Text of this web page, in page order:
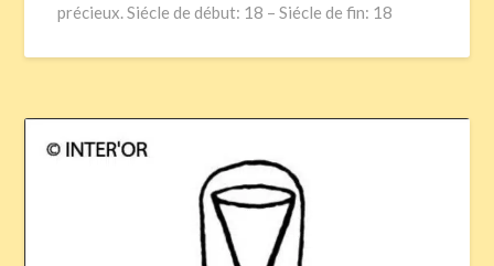
précieux. Siécle de début: 18 – Siécle de fin: 18